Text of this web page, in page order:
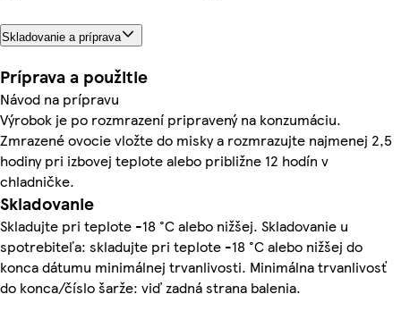
Skladovanie a príprava
Príprava a použitie
Návod na prípravu
Výrobok je po rozmrazení pripravený na konzumáciu.
Zmrazené ovocie vložte do misky a rozmrazujte najmenej 2,5
hodiny pri izbovej teplote alebo približne 12 hodín v
chladničke.
Skladovanie
Skladujte pri teplote -18 °C alebo nižšej. Skladovanie u
spotrebiteľa: skladujte pri teplote -18 °C alebo nižšej do
konca dátumu minimálnej trvanlivosti. Minimálna trvanlivosť
do konca/číslo šarže: viď zadná strana balenia.